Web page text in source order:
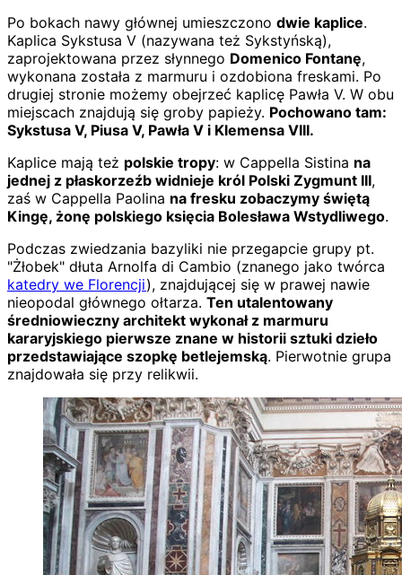
Po bokach nawy głównej umieszczono dwie kaplice.
Kaplica Sykstusa V (nazywana też Sykstyńską),
zaprojektowana przez słynnego Domenico Fontanę,
wykonana została z marmuru i ozdobiona freskami. Po
drugiej stronie możemy obejrzeć kaplicę Pawła V. W obu
miejscach znajdują się groby papieży. Pochowano tam:
Sykstusa V, Piusa V, Pawła V i Klemensa VIII.
Kaplice mają też polskie tropy: w Cappella Sistina na
jednej z płaskorzeźb widnieje król Polski Zygmunt III,
zaś w Cappella Paolina na fresku zobaczymy świętą
Kingę, żonę polskiego księcia Bolesława Wstydliwego.
Podczas zwiedzania bazyliki nie przegapcie grupy pt.
"Żłobek" dłuta Arnolfa di Cambio (znanego jako twórca
katedry we Florencji), znajdującej się w prawej nawie
nieopodal głównego ołtarza. Ten utalentowany
średniowieczny architekt wykonał z marmuru
kararyjskiego pierwsze znane w historii sztuki dzieło
przedstawiające szopkę betlejemską. Pierwotnie grupa
znajdowała się przy relikwii.